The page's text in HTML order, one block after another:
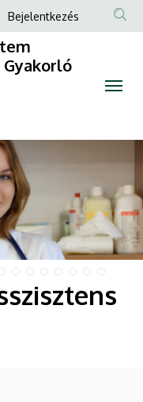
Anonim
Felhasználói
fiók
Bejelentkezés
Gyakorló